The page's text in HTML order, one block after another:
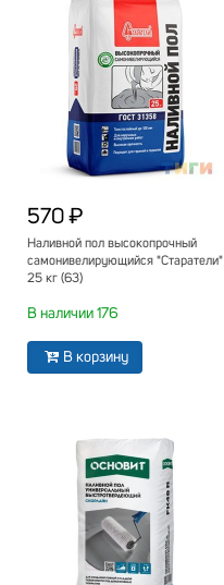
570 ₽
Наливной пол высокопрочный
самонивелирующийся "Старатели"
25 кг (63)
В наличии 176
В корзину